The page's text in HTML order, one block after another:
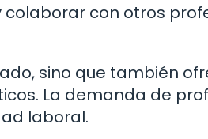
con otros
sino que también
La demanda de
laboral.